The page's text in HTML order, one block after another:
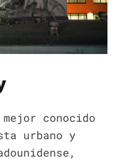
conocido
urbano y